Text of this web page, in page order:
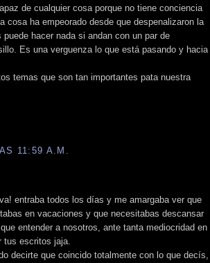
de cualquier cosa porque no tiene conciencia
cosa ha empeorado desde que despenalizaron la
puede hacer nada si andan con un par de
Es una verguenza lo que está pasando y hacia
temas que son tan importantes pata nuestra
11:59 A.M.
entraba todos los días y me amargaba ver que
en vacaciones y que necesitabas descansar
entender a nosotros, ante tanta mediocridad en
tus escritos jaja.
decirte que coincido totalmente con lo que decís,